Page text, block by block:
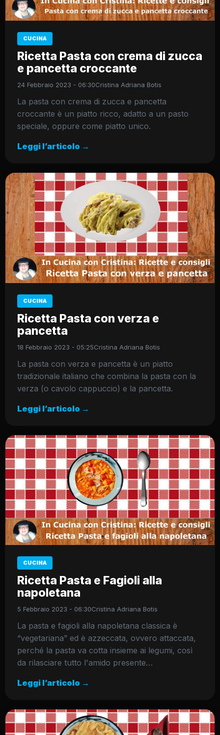
CUCINA
Ricetta Pasta con crema di zucca
e pancetta croccante
24 Febbraio 2023 - 06:30Cristina Adriana Botis
La pasta con crema di zucca e pancetta
croccante è un piatto ricco, adatto a un pasto
speciale, oppure come piatto unico.
Leggi l’articolo →
CUCINA
Ricetta Pasta con verza e
pancetta
18 Febbraio 2023 - 05:25Cristina Adriana Botis
La pasta con verza e pancetta è un piatto
tradizionale italiano che combina la pasta con la
verza (o cavolo cappuccio) e la pancetta.
Leggi l’articolo →
CUCINA
Ricetta Pasta e Fagioli alla
napoletana
5 Febbraio 2023 - 06:30Cristina Adriana Botis
La pasta e fagioli alla napoletana classica è
“vegetariana” ed è azzeccata, ovvero attaccata,
perché la pasta va cotta insieme ai legumi, così
da rilasciare tutto l'amido presente…
Leggi l’articolo →